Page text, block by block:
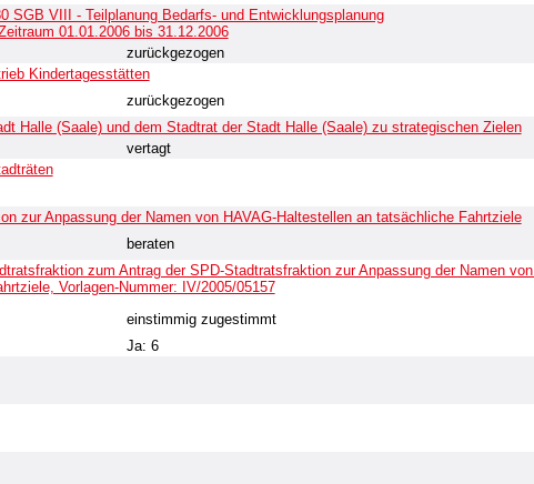
SGB VIII - Teilplanung Bedarfs- und Entwicklungsplanung
01.01.2006 bis 31.12.2006
zurückgezogen
Kindertagesstätten
zurückgezogen
Halle (Saale) und dem Stadtrat der Stadt Halle (Saale) zu strategischen Zielen
vertagt
zur Anpassung der Namen von HAVAG-Haltestellen an tatsächliche Fahrtziele
beraten
zum Antrag der SPD-Stadtratsfraktion zur Anpassung der Namen
Vorlagen-Nummer: IV/2005/05157
einstimmig zugestimmt
Ja: 6